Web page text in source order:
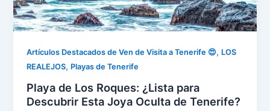
Artículos Destacados de Ven de Visita a Tenerife 😍, LOS
REALEJOS, Playas de Tenerife
Playa de Los Roques: ¿Lista para
Descubrir Esta Joya Oculta de Tenerife?